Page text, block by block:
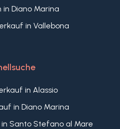
in Diano Marina
in Vallebona
in Alassio
in Diano Marina
Santo Stefano al Mare